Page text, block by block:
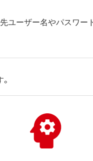
ユーザー名やパスワー